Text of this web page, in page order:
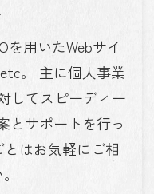
を用いたWebサイ
。 主に個人事業
してスピーディー
とサポートを行っ
はお気軽にご相